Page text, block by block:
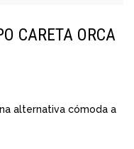
CARETA ORCA
alternativa cómoda a